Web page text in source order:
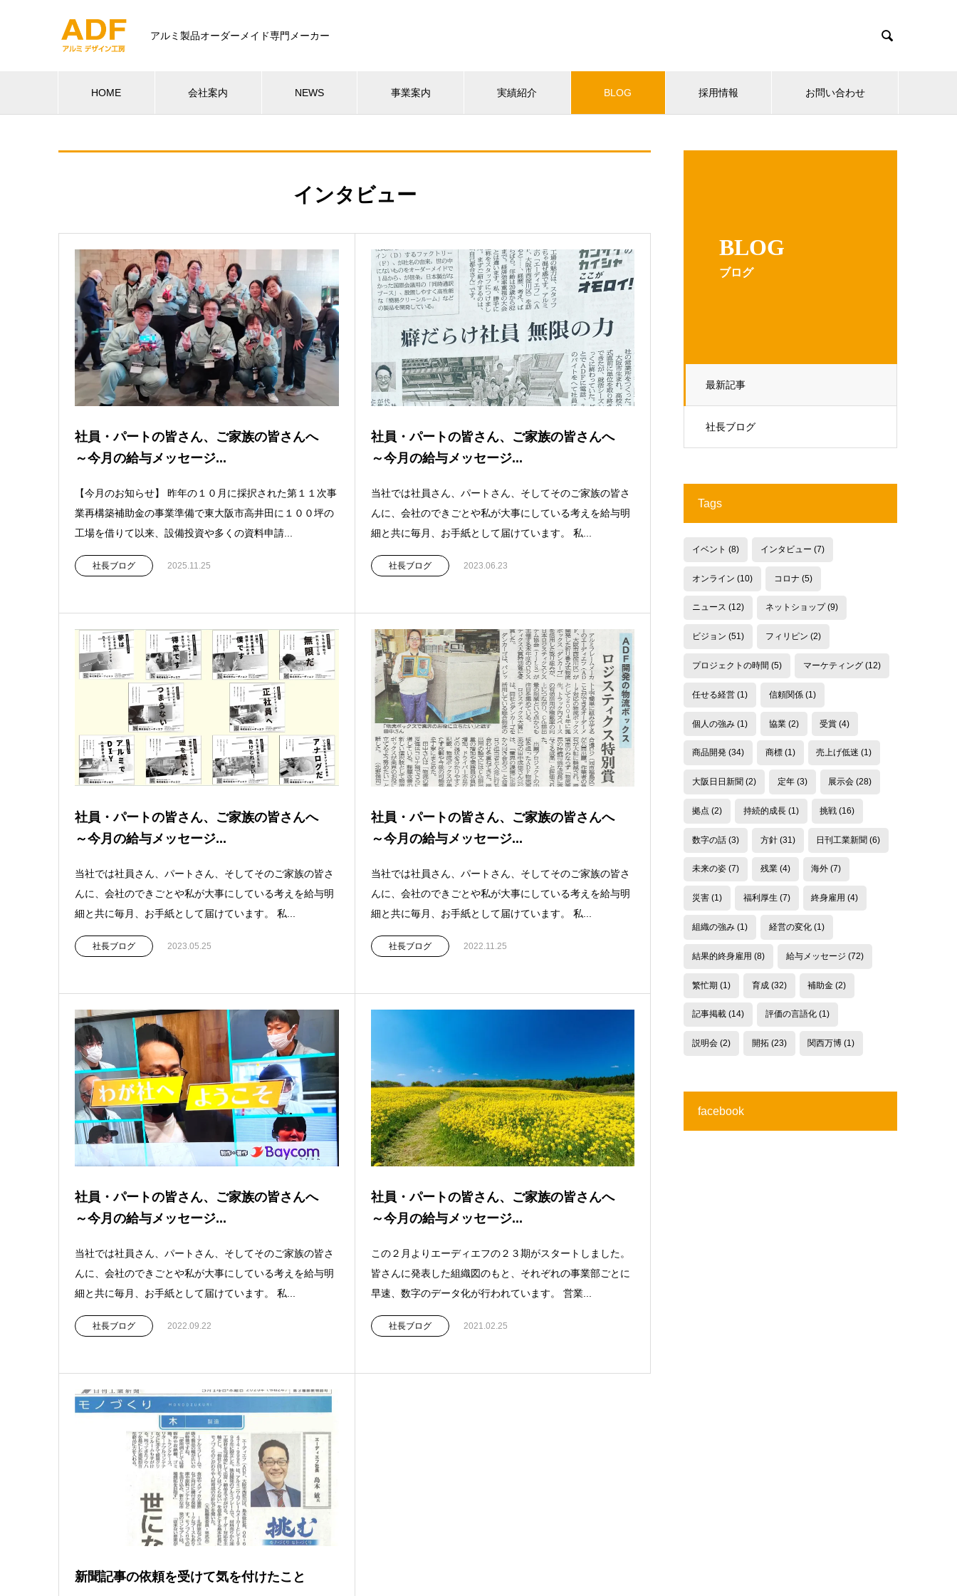
アルミ製品オーダーメイド専門メーカー 
HOME 会社案内 NEWS 事業案内 実績紹介 BLOG 採用情報 お問い合わせ
BLOG
ブログ
最新記事
社長ブログ
インタビュー
社員・パートの皆さん、ご家族の皆さんへ
～今月の給与メッセージ...
【今月のお知らせ】 昨年の１０月に採択された第１１次事
業再構築補助金の事業準備で東大阪市高井田に１００坪の
工場を借りて以来、設備投資や多くの資料申請...
社長ブログ 2025.11.25
社員・パートの皆さん、ご家族の皆さんへ
～今月の給与メッセージ...
当社では社員さん、パートさん、そしてそのご家族の皆さ
んに、会社のできごとや私が大事にしている考えを給与明
細と共に毎月、お手紙として届けています。 私...
社長ブログ 2023.06.23
社員・パートの皆さん、ご家族の皆さんへ
～今月の給与メッセージ...
当社では社員さん、パートさん、そしてそのご家族の皆さ
んに、会社のできごとや私が大事にしている考えを給与明
細と共に毎月、お手紙として届けています。 私...
社長ブログ 2023.05.25
社員・パートの皆さん、ご家族の皆さんへ
～今月の給与メッセージ...
当社では社員さん、パートさん、そしてそのご家族の皆さ
んに、会社のできごとや私が大事にしている考えを給与明
細と共に毎月、お手紙として届けています。 私...
社長ブログ 2022.11.25
社員・パートの皆さん、ご家族の皆さんへ
～今月の給与メッセージ...
当社では社員さん、パートさん、そしてそのご家族の皆さ
んに、会社のできごとや私が大事にしている考えを給与明
細と共に毎月、お手紙として届けています。 私...
社長ブログ 2022.09.22
社員・パートの皆さん、ご家族の皆さんへ
～今月の給与メッセージ...
この２月よりエーディエフの２３期がスタートしました。
皆さんに発表した組織図のもと、それぞれの事業部ごとに
早速、数字のデータ化が行われています。 営業...
社長ブログ 2021.02.25
新聞記事の依頼を受けて気を付けたこと
Tags
イベント (8) インタビュー (7)
オンライン (10) コロナ (5)
ニュース (12) ネットショップ(9)
ビジョン (51) フィリピン (2)
プロジェクトの時間 (5) マーケティング(12)
任せる経営(1) 信頼関係(1)
個人の強み(1) 協業(2) 受賞 (4)
商品開発 (34) 商標(1) 売上げ低迷 (1)
大阪日日新聞 (2) 定年(3) 展示会 (28)
拠点 (2) 持続的成長(1) 挑戦 (16)
数字の話(3) 方針(31) 日刊工業新聞 (6)
未来の姿(7) 残業(4) 海外 (7)
災害(1) 福利厚生 (7) 終身雇用 (4)
組織の強み(1) 経営の変化(1)
結果的終身雇用 (8) 給与メッセージ (72)
繁忙期 (1) 育成(32) 補助金 (2)
記事掲載(14) 評価の言語化(1)
説明会(2) 開拓(23) 関西万博 (1)
facebook